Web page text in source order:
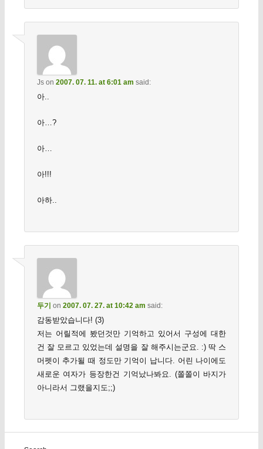
Json 2007. 07. 11. at 6:01 am said:
아..
아…?
아…
아!!!
아하..
두기 on 2007. 07. 27. at 10:42 am said:
감동받았습니다! (3)
저는 어릴적에 봤던것만 기억하고 있어서 구성에 대한
건 잘 모르고 있었는데 설명을 잘 해주시는군요. :) 딱 스
머펫이 추가될 때 정도만 기억이 납니다. 어린 나이에도
새로운 여자가 등장한건 기억났나봐요. (쫄쫄이 바지가
아니라서 그랬을지도;;)